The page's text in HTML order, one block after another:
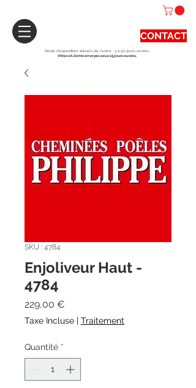
CONTACT
Délais d'expédition actuels de l'usine : 3 à 90 jours ouvrés.
Vitres et Joints envoyés sous 15 jours ouvrés.
SKU : 4784
Enjoliveur Haut -
4784
229,00 €
Taxe Incluse | Traitement
Quantité *